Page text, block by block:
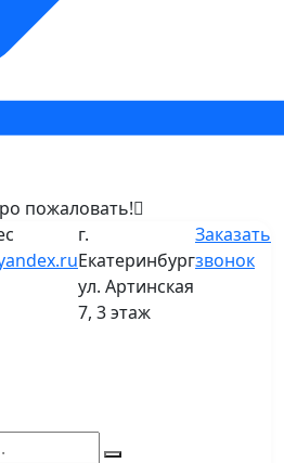
пожаловать!
г.
Екатеринбург
ул. Артинская
7, 3 этаж
Заказать
звонок